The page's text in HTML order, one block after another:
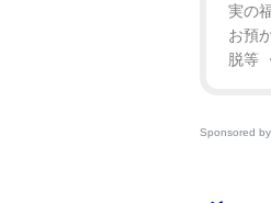
実の
お預
脱等
Sponsored by